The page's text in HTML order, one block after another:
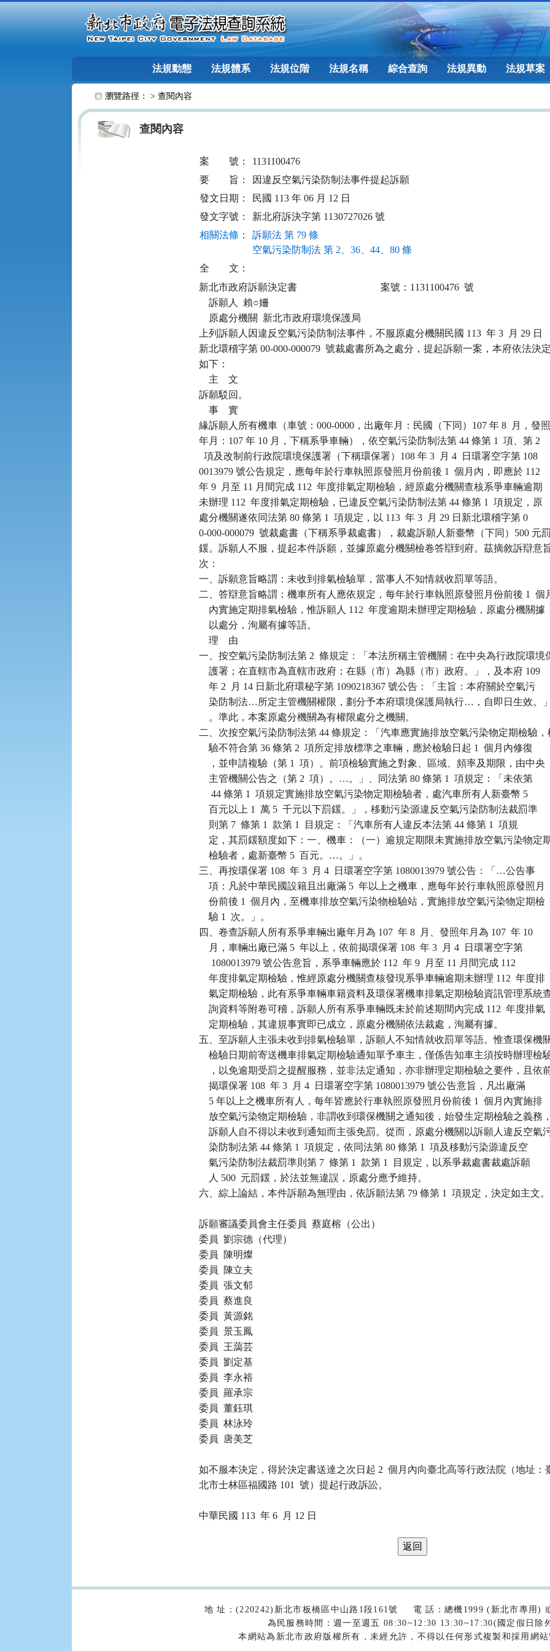
法規動態 法規體系 法規位階 法規名稱 綜合查詢 法規異動 法規草案
瀏覽路徑： > 查閱內容
查閱內容
案 號：
1131100476
要
旨：
因違反空氣污染防制法事件提起訴願
發文日期：
民國 113 年 06 月 12 日
發文字號：
新北府訴決字第 1130727026 號
相關法條 ：
訴願法 第 79 條
空氣污染防制法 第 2、36、44、80 條
全
文：
新北市政府訴願決定書                                  案號：1131100476  號
    訴願人  賴○姍
    原處分機關  新北市政府環境保護局
上列訴願人因違反空氣污染防制法事件，不服原處分機關民國 113  年 3  月 29 日
新北環稽字第 00-000-000079  號裁處書所為之處分，提起訴願一案，本府依法決定
如下：
    主    文
訴願駁回。
    事    實
緣訴願人所有機車（車號：000-0000，出廠年月：民國（下同）107 年 8  月，發照
年月：107 年 10 月，下稱系爭車輛），依空氣污染防制法第 44 條第 1  項、第 2
  項及改制前行政院環境保護署（下稱環保署）108 年 3  月 4  日環署空字第 108
0013979 號公告規定，應每年於行車執照原發照月份前後 1  個月內，即應於 112
年 9  月至 11 月間完成 112  年度排氣定期檢驗，經原處分機關查核系爭車輛逾期
未辦理 112  年度排氣定期檢驗，已違反空氣污染防制法第 44 條第 1  項規定，原
處分機關遂依同法第 80 條第 1  項規定，以 113  年 3  月 29 日新北環稽字第 0
0-000-000079  號裁處書（下稱系爭裁處書），裁處訴願人新臺幣（下同）500 元罰
鍰。訴願人不服，提起本件訴願，並據原處分機關檢卷答辯到府。茲摘敘訴辯意
次：
一、訴願意旨略謂：未收到排氣檢驗單，當事人不知情就收罰單等語。
二、答辯意旨略謂：機車所有人應依規定，每年於行車執照原發照月份前後 1  個
    內實施定期排氣檢驗，惟訴願人 112  年度逾期未辦理定期檢驗，原處分機關據
    以處分，洵屬有據等語。
    理    由
一、按空氣污染防制法第 2  條規定：「本法所稱主管機關：在中央為行政院環境
    護署；在直轄市為直轄市政府；在縣（市）為縣（市）政府。」，及本府 109
    年 2  月 14 日新北府環秘字第 1090218367 號公告：「主旨：本府關於空氣污
    染防制法…所定主管機關權限，劃分予本府環境保護局執行…，自即日生效。」
    。準此，本案原處分機關為有權限處分之機關。
二、次按空氣污染防制法第 44 條規定：「汽車應實施排放空氣污染物定期檢驗，
    驗不符合第 36 條第 2  項所定排放標準之車輛，應於檢驗日起 1  個月內修復
    ，並申請複驗（第 1  項）。前項檢驗實施之對象、區域、頻率及期限，由中央
    主管機關公告之（第 2  項）。…。」、同法第 80 條第 1  項規定：「未依第
     44 條第 1  項規定實施排放空氣污染物定期檢驗者，處汽車所有人新臺幣 5
    百元以上 1  萬 5  千元以下罰鍰。」，移動污染源違反空氣污染防制法裁罰準
    則第 7  條第 1  款第 1  目規定：「汽車所有人違反本法第 44 條第 1  項規
定，其罰鍰額度如下：一、機車：（一）逾規定期限未實施排放空氣污染物定
    檢驗者，處新臺幣 5  百元。…。」。
三、再按環保署 108  年 3  月 4  日環署空字第 1080013979 號公告：「…公告事
    項：凡於中華民國設籍且出廠滿 5  年以上之機車，應每年於行車執照原發照月
    份前後 1  個月內，至機車排放空氣污染物檢驗站，實施排放空氣污染物定期檢
    驗 1  次。」。
四、卷查訴願人所有系爭車輛出廠年月為 107  年 8  月、發照年月為 107  年 10
    月，車輛出廠已滿 5  年以上，依前揭環保署 108  年 3  月 4  日環署空字第
     1080013979 號公告意旨，系爭車輛應於 112  年 9  月至 11 月間完成 112
    年度排氣定期檢驗，惟經原處分機關查核發現系爭車輛逾期未辦理 112  年度排
氣定期檢驗，此有系爭車輛車籍資料及環保署機車排氣定期檢驗資訊管理系統
    詢資料等附卷可稽，訴願人所有系爭車輛既未於前述期間內完成 112  年度排氣
    定期檢驗，其違規事實即已成立，原處分機關依法裁處，洵屬有據。
五、至訴願人主張未收到排氣檢驗單，訴願人不知情就收罰單等語。惟查環保機
檢驗日期前寄送機車排氣定期檢驗通知單予車主，僅係告知車主須按時辦理檢
，以免逾期受罰之提醒服務，並非法定通知，亦非辦理定期檢驗之要件，且依
    揭環保署 108  年 3  月 4  日環署空字第 1080013979 號公告意旨，凡出廠滿
    5 年以上之機車所有人，每年皆應於行車執照原發照月份前後 1  個月內實施排
    放空氣污染物定期檢驗，非謂收到環保機關之通知後，始發生定期檢驗之義務，
訴願人自不得以未收到通知而主張免罰。從而，原處分機關以訴願人違反空氣
    染防制法第 44 條第 1  項規定，依同法第 80 條第 1  項及移動污染源違反空
    氣污染防制法裁罰準則第 7  條第 1  款第 1  目規定，以系爭裁處書裁處訴願
    人 500  元罰鍰，於法並無違誤，原處分應予維持。
六、綜上論結，本件訴願為無理由，依訴願法第 79 條第 1  項規定，決定如主文。
訴願審議委員會主任委員  蔡庭榕（公出）
委員  劉宗德（代理）
委員  陳明燦
委員  陳立夫
委員  張文郁
委員  蔡進良
委員  黃源銘
委員  景玉鳳
委員  王藹芸
委員  劉定基
委員  李永裕
委員  羅承宗
委員  董鈺琪
委員  林泳玲
委員  唐美芝
如不服本決定，得於決定書送達之次日起 2  個月內向臺北高等行政法院（地址：
北市士林區福國路 101  號）提起行政訴訟。
地 址：(220242)新北市板橋區中山路1段161號
電 話：總機1999 (新北市專用)
為民服務時間：週一至週五 08:30~12:30 13:30~17:30(國定假日除
本網站為新北市政府版權所有，未經允許，不得以任何形式複製和採用網